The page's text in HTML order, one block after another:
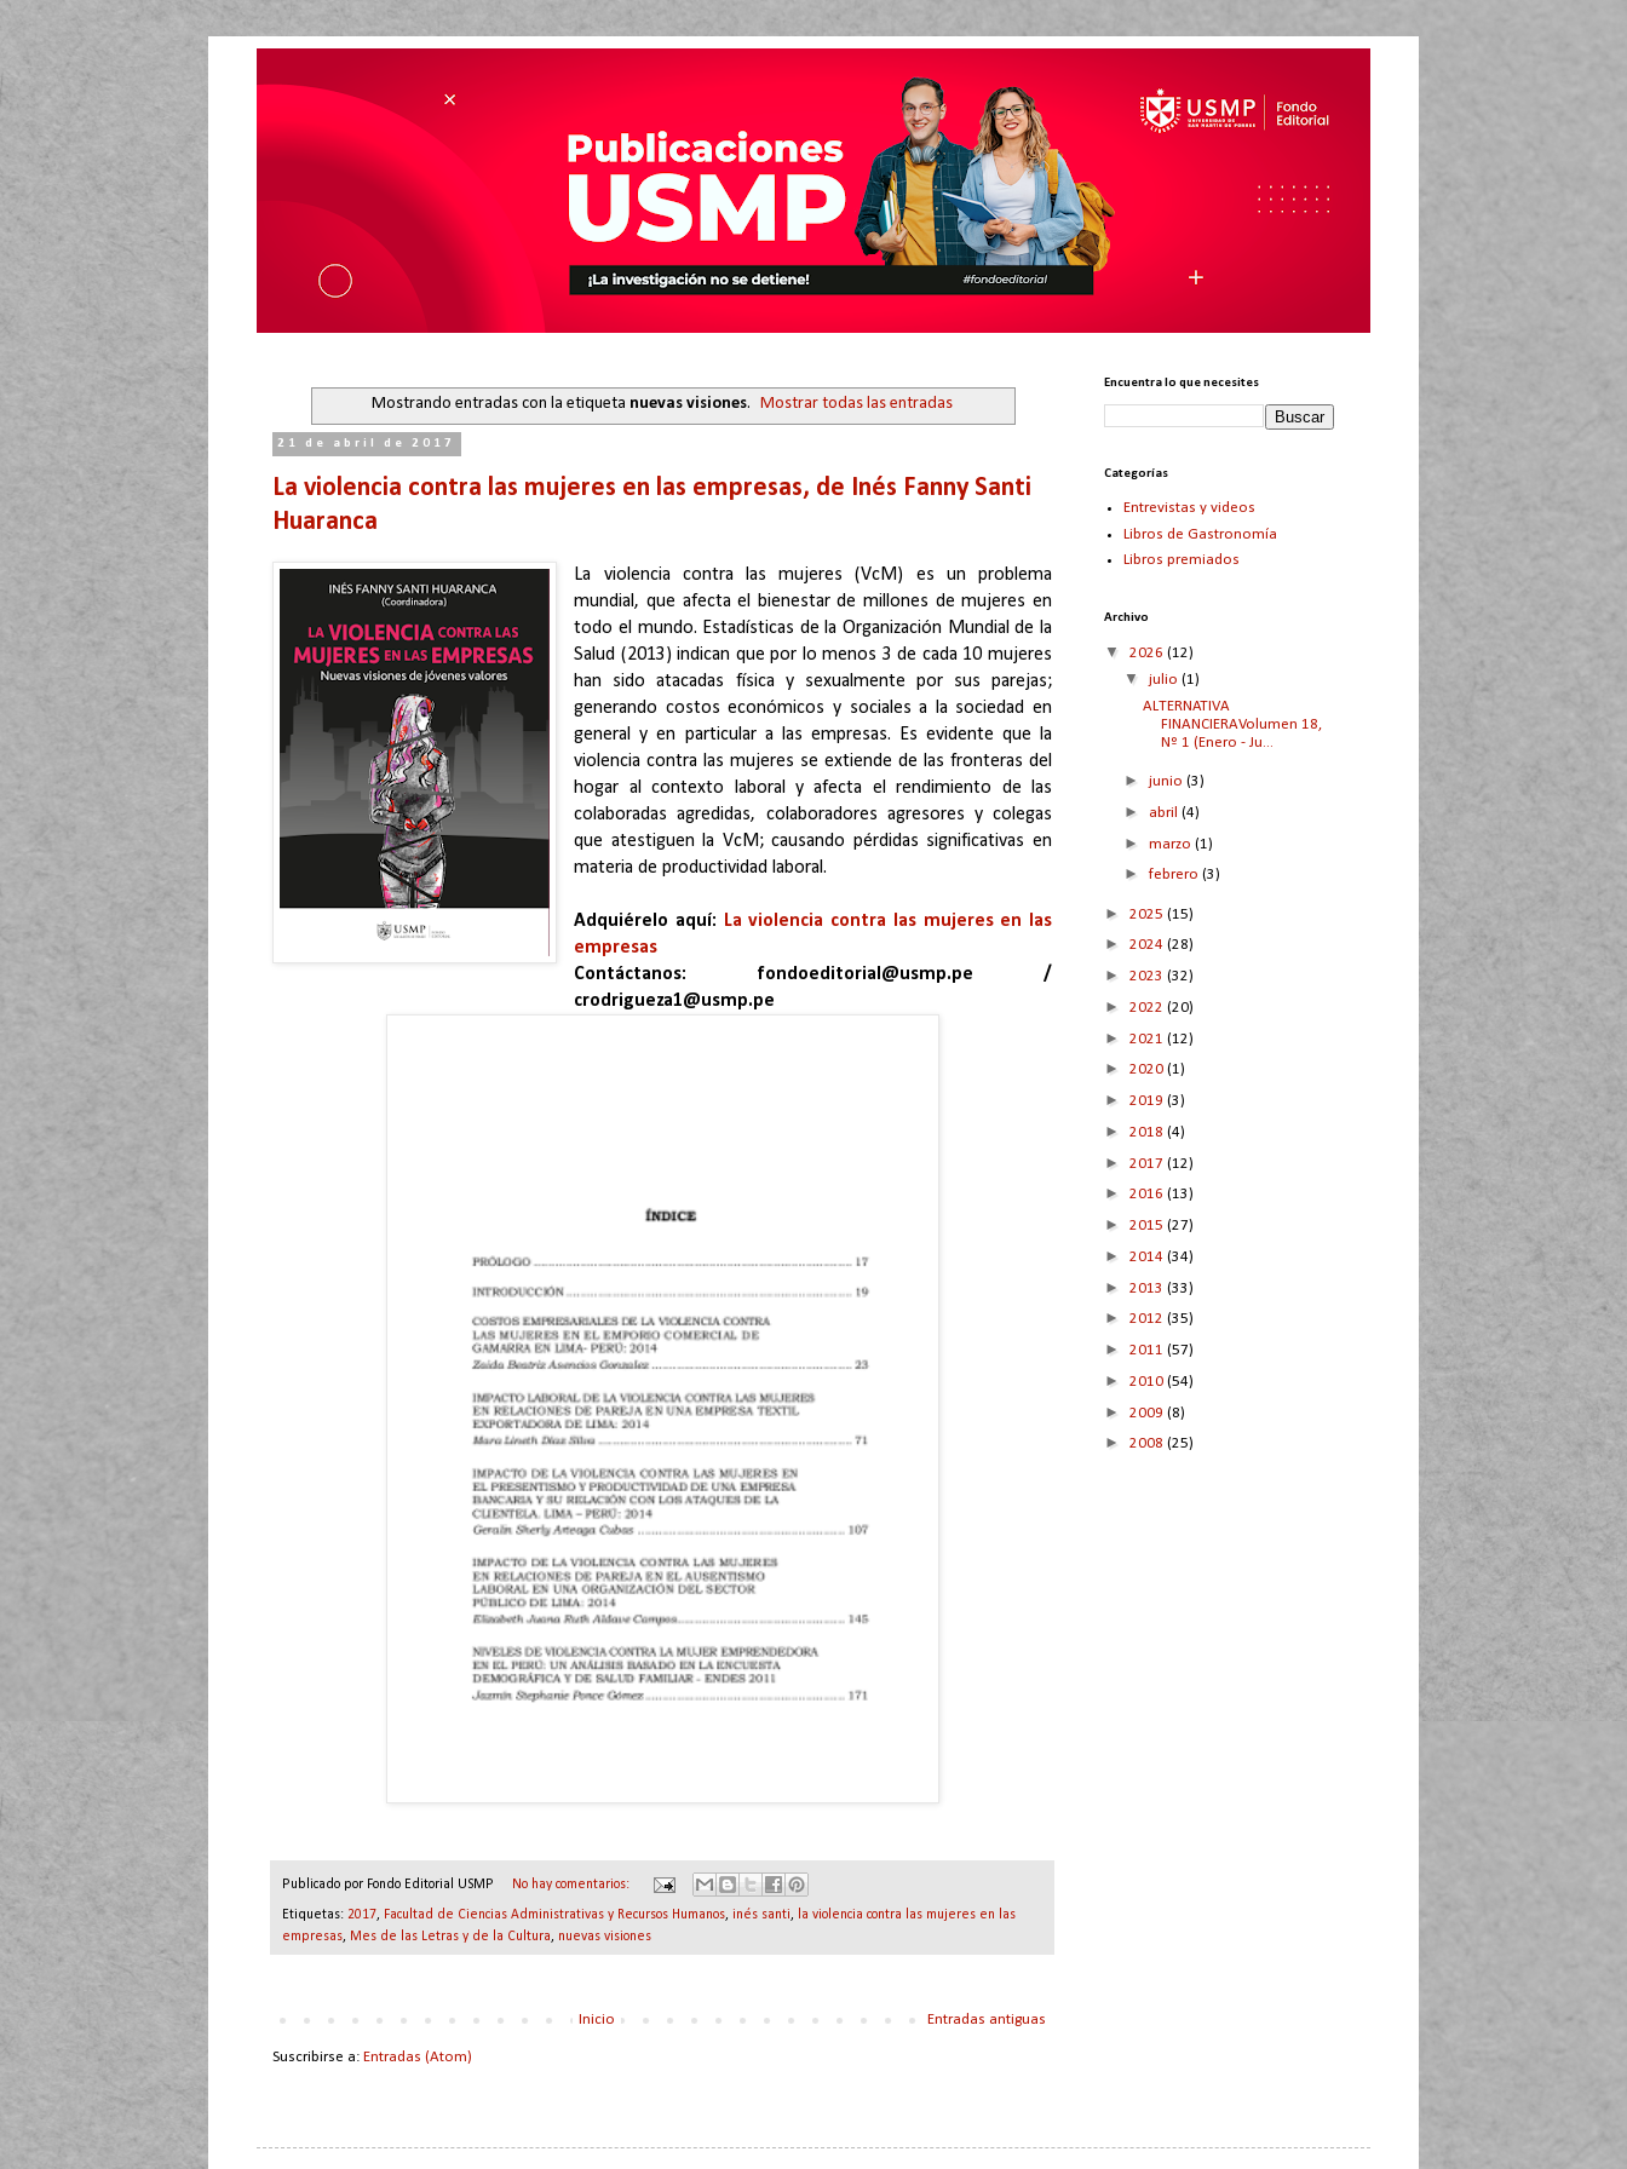
Mostrando entradas con la etiqueta nuevas visiones. Mostrar todas las entradas
21 de abril de 2017
La violencia contra las mujeres en las empresas, de Inés Fanny Santi
Huaranca
La violencia contra las mujeres (VcM) es un problema
mundial, que afecta el bienestar de millones de mujeres en
todo el mundo. Estadísticas de la Organización Mundial de la
Salud (2013) indican que por lo menos 3 de cada 10 mujeres
han sido atacadas física y sexualmente por sus parejas;
generando costos económicos y sociales a la sociedad en
general y en particular a las empresas. Es evidente que la
violencia contra las mujeres se extiende de las fronteras del
hogar al contexto laboral y afecta el rendimiento de las
colaboradas agredidas, colaboradores agresores y colegas
que atestiguen la VcM; causando pérdidas significativas en
materia de productividad laboral.
Adquiérelo aquí: La violencia contra las mujeres en las
empresas
Contáctanos: fondoeditorial@usmp.pe /
crodrigueza1@usmp.pe
Publicado por Fondo Editorial USMP No hay comentarios:
Etiquetas: 2017, Facultad de Ciencias Administrativas y Recursos Humanos, inés santi, la violencia contra las mujeres en las
empresas, Mes de las Letras y de la Cultura, nuevas visiones
Entradas antiguas
Inicio
Suscribirse a: Entradas (Atom)
Encuentra lo que necesites
Categorías
Entrevistas y videos
Libros de Gastronomía
Libros premiados
Archivo
▼ 2026 (12)
▼ julio (1)
ALTERNATIVA
FINANCIERAVolumen 18,
Nº 1 (Enero - Ju...
► junio (3)
► abril (4)
► marzo (1)
►febrero (3)
► 2025 (15)
► 2024 (28)
► 2023 (32)
► 2022 (20)
► 2021 (12)
► 2020 (1)
► 2019 (3)
► 2018 (4)
► 2017 (12)
► 2016 (13)
► 2015 (27)
► 2014 (34)
► 2013 (33)
► 2012 (35)
► 2011 (57)
► 2010 (54)
► 2009 (8)
► 2008 (25)